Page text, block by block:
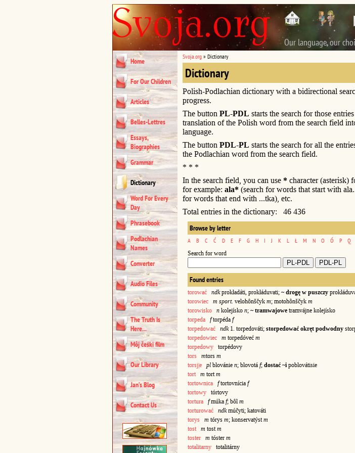
Our language, our
Home
For Our Children
Articles
Belles-Lettres
Essays,
Biographies
Grammar
Dictionary
Word For Every
Day
Phrasebook
Podlachian
Names
Converter
Audio Files
Community
The Truth Is
Here...
Môj čeśki film
Our Library
Jan’s Blog
Contact Us
Svoja.org » Dictionary
Dictionary
Polish-Podlachian dictionary with a bidirectional
progress.
The button PL-PDL starts the search for those
translation of the Polish word from the search field
language.
The button PDL-PL starts the search for all the
the Podlachian word from the search field.
* * *
In the search field, you can use * character (asterisk)
for example: ala* (search for words that start with
for words that end with ...tka), etc.
Total entries in the dictionary: 46 436
Browse by letter
A B C Ć D E F G H I J K L Ł M N O Ó P Q
Search for word
Found entries
torować ndkprokładáti, prokłáduvati; ~ drogę w puszczy
torowiec
m sport. velohônščyk m; motohônščyk m
torowisko
n kolejísko n; ~ tramwajowe tramvájne kolejísko
torpeda
ftorpéda f
torpedować
ndk1. torpedováti; storpedować okręt podwodny
torpedowiec
m torpedóveć m
torpedowy torpédovy
tors
mtors m
torsj|e
pl blovánie n; blovotá f; dostać ~i poblovátisie
tort
m tort m
tortownica
ftortovnícia f
tortowy tórtovy
tortura
fmúka f; bôl m
torturować
ndkmúčyti; katováti
torys
m tórys m; konservatýst m
tost
m tost m
toster
m tóster m
totalitarny totalitárny